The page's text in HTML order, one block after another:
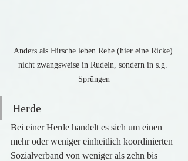
Anders als Hirsche leben Rehe (hier eine Ricke)
nicht zwangsweise in Rudeln, sondern in s.g.
Sprüngen
Herde
Bei einer Herde handelt es sich um einen
mehr oder weniger einheitlich koordinierten
Sozialverband von weniger als zehn bis